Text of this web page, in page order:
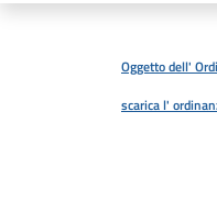
Oggetto dell'
scarica l'